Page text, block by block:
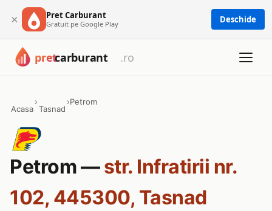
× Pret Carburant
Gratuit pe Google Play Deschide
Acasa
›
Tasnad
›Petrom
Petrom —str. Infratirii nr.
102, 445300, Tasnad